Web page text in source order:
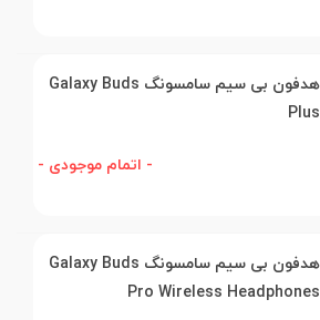
هدفون بی سیم سامسونگ Galaxy Buds
Plus
- اتمام موجودی -
هدفون بی سیم سامسونگ Galaxy Buds
Pro Wireless Headphones